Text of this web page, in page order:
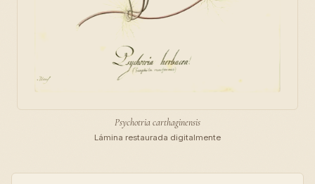
Psychotria carthaginensis
Lámina restaurada digitalmente